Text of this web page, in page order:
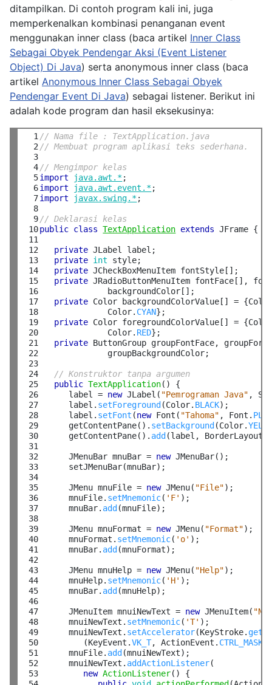
ditampilkan. Di contoh program kali ini, juga
memperkenalkan kombinasi penanganan event
menggunakan inner class (baca artikel Inner Class
Sebagai Obyek Pendengar Aksi (Event Listener
Object) Di Java) serta anonymous inner class (baca
artikel Anonymous Inner Class Sebagai Obyek
Pendengar Event Di Java) sebagai listener. Berikut ini
adalah kode program dan hasil eksekusinya:
  1
  2
  3
  4
  5
  6
  7
  8
  9
10
11
12
13
14
15
16
17
18
19
20
21
22
23
24
25
26
27
28
29
30
31
32
33
34
35
36
37
38
39
40
41
42
43
44
45
46
47
48
49
50
51
52
53
// Nama file : TextApplication.java
// Membuat program aplikasi teks sederhana.
// Mengimpor kelas
import
java.awt.*
import
java.awt.event.*
import
javax.swing.*;
// Deklarasi kelas
public class TextApplication extends JFrame {
private JLabel label;
private int style;
private JCheckBoxMenuItem fontStyle[];
private JRadioButtonMenuItem fontFace[],
              backgroundColor[];
private Color backgroundColorValue[] =
              Color.
CYAN};
private Color foregroundColorValue[] =
              Color.
RED};
private ButtonGroup groupFontFace,
              groupBackgroundColor;
// Konstruktor tanpa argumen
public TextApplication() {
      label =
new JLabel( "Pemrograman Java" ,
      label.
setForeground (Color. BLACK);
      label.
setFont (new Font( "Tahoma" , Font.
      getContentPane().
setBackground (Color.
      getContentPane().
add (label, BorderLayout.
      JMenuBar mnuBar =
new JMenuBar();
      setJMenuBar(mnuBar);
      JMenu mnuFile =
new JMenu( "File");
      mnuFile.
setMnemonic( 'F' );
      mnuBar.
add (mnuFile);
      JMenu mnuFormat =
new JMenu( "Format");
      mnuFormat.
setMnemonic( 'o' );
      mnuBar.
add (mnuFormat);
      JMenu mnuHelp =
new JMenu( "Help");
      mnuHelp.
setMnemonic( 'H' );
      mnuBar.
add (mnuHelp);
      JMenuItem mnuiNewText =
new JMenuItem(
      mnuiNewText.
setMnemonic( 'T' );
      mnuiNewText.
setAccelerator(KeyStroke.
         (KeyEvent.
VK_T, ActionEvent. CTRL_MASK
      mnuFile.
add (mnuiNewText);
      mnuiNewText.
addActionListener(
new ActionListener() {